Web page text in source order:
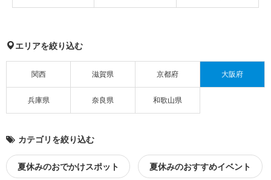
エリアを絞り込む
関西 滋賀県 京都府 大阪府
兵庫県 奈良県 和歌山県
カテゴリを絞り込む
夏休みのおでかけスポット 夏休みのおすすめイベント